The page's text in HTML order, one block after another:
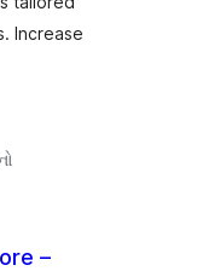
Increase
–